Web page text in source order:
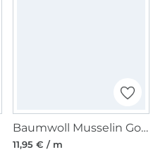
Baumwoll Musselin Golden Dots, altrosé
11,95 € / m